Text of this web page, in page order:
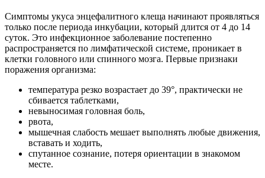
Симптомы укуса энцефалитного клеща начинают проявляться
только после периода инкубации, который длится от 4 до 14
суток. Это инфекционное заболевание постепенно
распространяется по лимфатической системе, проникает в
клетки головного или спинного мозга. Первые признаки
поражения организма:
температура резко возрастает до 39°, практически не
сбивается таблетками,
невыносимая головная боль,
рвота,
мышечная слабость мешает выполнять любые движения,
вставать и ходить,
спутанное сознание, потеря ориентации в знакомом
месте.